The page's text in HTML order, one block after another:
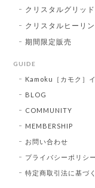
クリスタルグリッド
クリスタルヒーリ
期間限定販売
GUIDE
Kamoku［カモク］
BLOG
COMMUNITY
MEMBERSHIP
お問い合わせ
プライバシーポリシー
特定商取引法に基づ